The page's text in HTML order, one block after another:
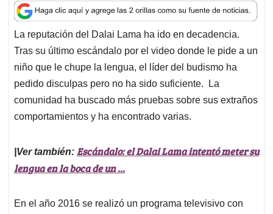
a
t
s
A
p
p
c
e
b
o
o
k
n
k
e
d
I
n
a
i
l
r
e
a
d
s
La reputación del Dalai Lama ha ido en decadencia.
Tras su último escándalo por el video donde le pide a un
niño que le chupe la lengua, el líder del budismo ha
pedido disculpas pero no ha sido suficiente. La
comunidad ha buscado más pruebas sobre sus extraños
comportamientos y ha encontrado varias.
|Ver también: Escándalo: elDalai Lamaintentó meter su
lengua en la boca de un ...
En el año 2016 se realizó un programa televisivo con